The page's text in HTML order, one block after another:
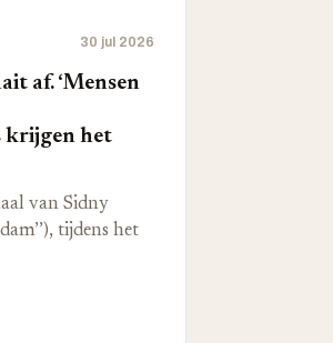
30 jul 2026
af. ‘Mensen
krijgen het
van Sidny
tijdens het